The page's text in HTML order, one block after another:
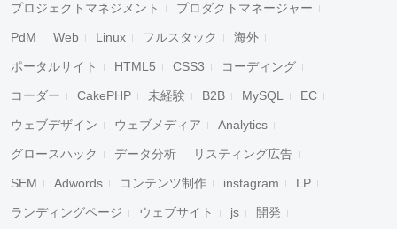
プロジェクトマネジメント プロダクトマネージャー
PdM Web Linux フルスタック 海外
ポータルサイト HTML5 CSS3 コーディング
コーダー CakePHP 未経験 B2B MySQL EC
ウェブデザイン ウェブメディア Analytics
グロースハック データ分析 リスティング広告
SEM Adwords コンテンツ制作 instagram LP
ランディングページ ウェブサイト js 開発